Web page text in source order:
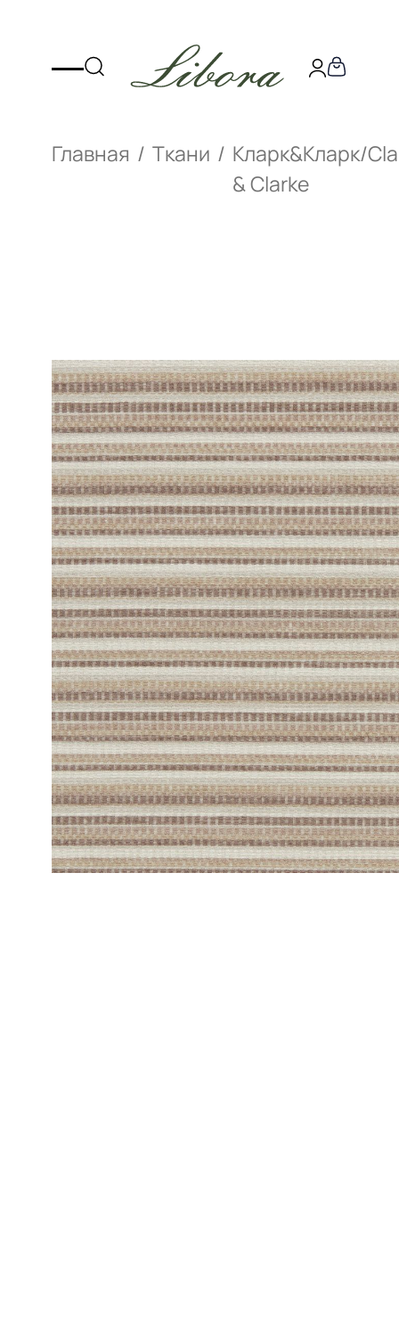
Главная Ткани
Кларк&Кларк/
& Clarke